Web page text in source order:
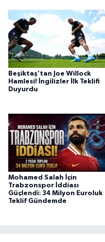
Beşiktaş’tan Joe Willock
Hamlesi! İngilizler İlk Teklifi
Duyurdu
Mohamed Salah İçin
Trabzonspor İddiası
Güçlendi: 34 Milyon Euroluk
Teklif Gündemde